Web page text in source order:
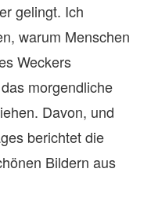
gelingt. Ich
warum Menschen
Weckers
morgendliche
Davon, und
berichtet die
Bildern aus